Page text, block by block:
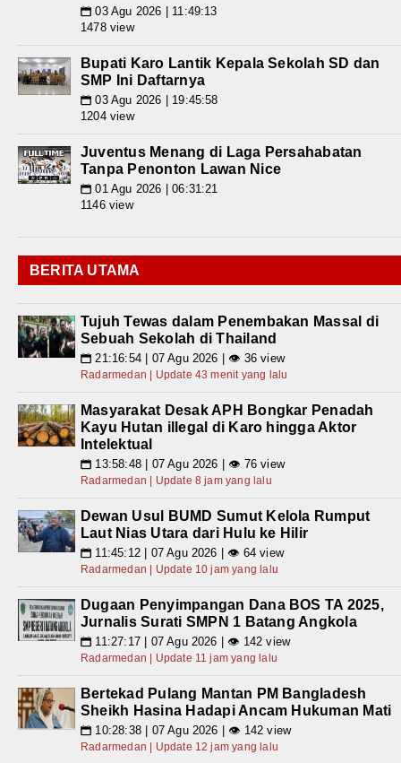
📅 03 Agu 2026 | 11:49:13
1478 view
Bupati Karo Lantik Kepala Sekolah SD dan
SMP Ini Daftarnya
📅 03 Agu 2026 | 19:45:58
1204 view
Juventus Menang di Laga Persahabatan
Tanpa Penonton Lawan Nice
📅 01 Agu 2026 | 06:31:21
1146 view
BERITA UTAMA
Tujuh Tewas dalam Penembakan Massal di
Sebuah Sekolah di Thailand
📅 21:16:54 | 07 Agu 2026 | 👁 36 view
Radarmedan | Update 43 menit yang lalu
Masyarakat Desak APH Bongkar Penadah
Kayu Hutan illegal di Karo hingga Aktor
Intelektual
📅 13:58:48 | 07 Agu 2026 | 👁 76 view
Radarmedan | Update 8 jam yang lalu
Dewan Usul BUMD Sumut Kelola Rumput
Laut Nias Utara dari Hulu ke Hilir
📅 11:45:12 | 07 Agu 2026 | 👁 64 view
Radarmedan | Update 10 jam yang lalu
Dugaan Penyimpangan Dana BOS TA 2025,
Jurnalis Surati SMPN 1 Batang Angkola
📅 11:27:17 | 07 Agu 2026 | 👁 142 view
Radarmedan | Update 11 jam yang lalu
Bertekad Pulang Mantan PM Bangladesh
Sheikh Hasina Hadapi Ancam Hukuman Mati
📅 10:28:38 | 07 Agu 2026 | 👁 142 view
Radarmedan | Update 12 jam yang lalu